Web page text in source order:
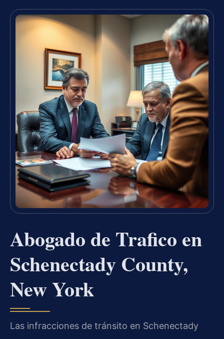
Abogado de Trafico en
Schenectady County,
New York
Las infracciones de tránsito en Schenectady